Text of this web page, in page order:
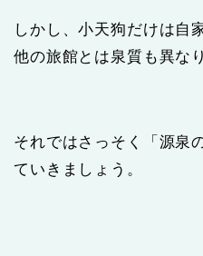
しかし、小天狗だけは自
他の旅館とは泉質も異な
それではさっそく「源
ていきましょう。